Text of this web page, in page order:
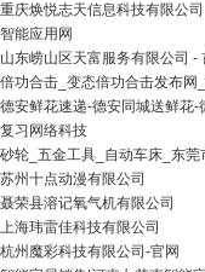
重庆焕悦志天信息科技有限公司
智能应用网
山东崂山区天富服务有限公司 -
倍功合击_变态倍功合击发布网
德安鲜花速递-德安同城送鲜花-
复习网络科技
砂轮_五金工具_自动车床_东莞
苏州十点动漫有限公司
聂荣县溶记氧气机有限公司
上海玮雷佳科技有限公司
杭州魔彩科技有限公司-官网